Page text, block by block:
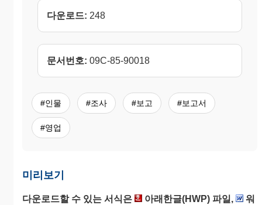
다운로드: 248
문서번호: 09C-85-90018
#인물 #조사 #보고 #보고서
#영업
미리보기
다운로드할 수 있는 서식은 아래한글(HWP) 파일,
워